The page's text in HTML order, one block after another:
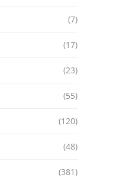
(7)
(17)
(23)
(55)
(120)
(48)
(381)